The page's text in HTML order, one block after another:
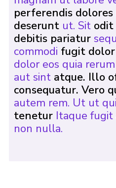
perferendis dolores
deseruntut. Sit odit
debitis pariatur
commodi fugit dolor
dolor eos quia
aut sint atque. Illo
consequatur. Vero
autem rem. Ut ut
teneturItaque fugit
non nulla.